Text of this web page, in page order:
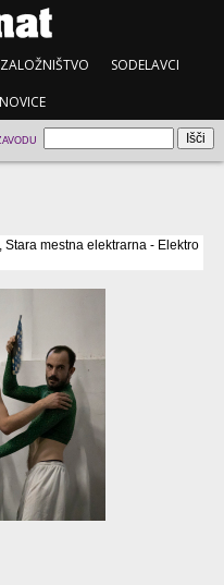
ZALOŽNIŠTVO SODELAVCI
NOVICE
mestna elektrarna - Elektro